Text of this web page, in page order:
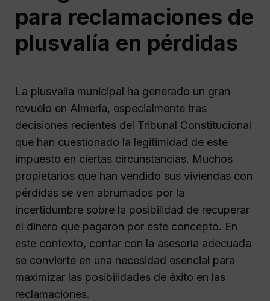
para reclamaciones de
plusvalía en pérdidas
La plusvalía municipal ha generado un gran
revuelo en Almería, especialmente tras
decisiones recientes del Tribunal Constitucional
que han cuestionado la legitimidad de este
impuesto en ciertas circunstancias. Muchos
propietarios que han vendido sus viviendas con
pérdidas se ven abrumados por la
incertidumbre sobre la posibilidad de recuperar
el dinero que pagaron por este concepto. En
este contexto, contar con la asesoría adecuada
se convierte en una necesidad esencial para
maximizar las posibilidades de éxito en las
reclamaciones.